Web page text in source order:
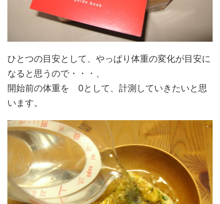
ひとつの目安として、やっぱり体重の変化が目安に
なると思うので・・・、
開始前の体重を 0として、計測していきたいと思
います。